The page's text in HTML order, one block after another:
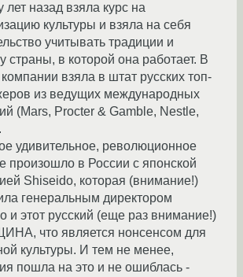
лет назад взяла курс на
культуры и взяла на себя
учитывать традиции и
страны, в которой она работает. В
взяла в штат русских топ-
из ведущих международных
(Mars, Procter & Gamble, Nestle,
удивительное, революционное
произошло в России с японской
Shiseido, которая (внимание!)
генеральным директором
и этот русский (еще раз внимание!)
что является нонсенсом для
культуры. И тем не менее,
пошла на это и не ошиблась -